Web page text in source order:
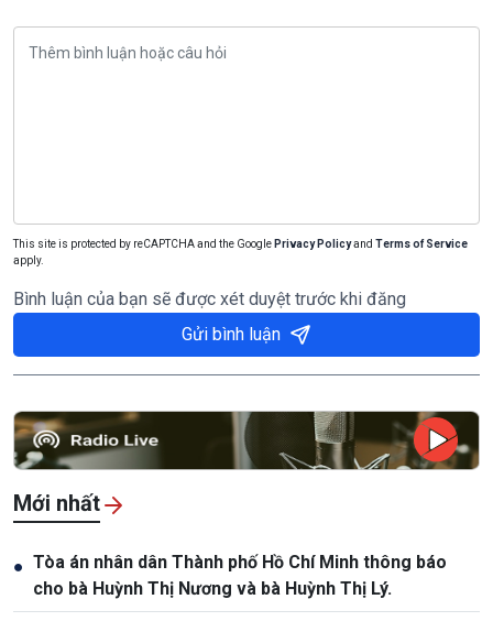
This site is protected by reCAPTCHA and the Google Privacy Policyand Terms of Service
apply.
Bình luận của bạn sẽ được xét duyệt trước khi đăng
Gửi bình luận
Mới nhất
● Tòa án nhân dân Thành phố Hồ Chí Minh thông báo
cho bà Huỳnh Thị Nương và bà Huỳnh Thị Lý.